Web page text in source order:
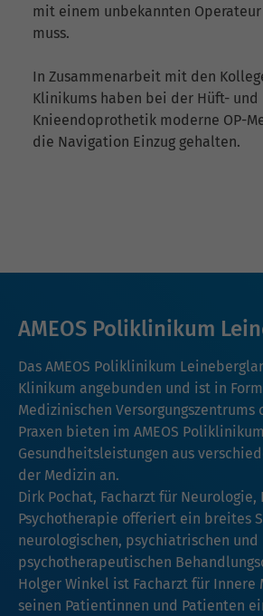
mit einem unbekannten
muss.
In Zusammenarbeit mit den
Klinikums haben bei der Hüft- und
Knieendoprothetik moderne OP-
die Navigation Einzug gehalten.
AMEOS Poliklinikum
Das AMEOS Poliklinikum
Klinikum angebunden und ist in
Medizinischen Versorgungszentrums
Praxen bieten im AMEOS
Gesundheitsleistungen aus
der Medizin an.
Dirk Pochat, Facharzt für Neurologie,
Psychotherapie offeriert ein breites
neurologischen, psychiatrischen und
psychotherapeutischen
Holger Winkel ist Facharzt für
seinen Patientinnen und Patienten